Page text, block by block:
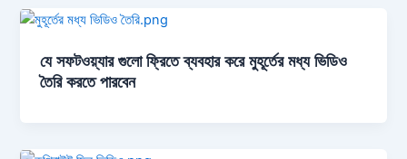
যে সফটওয়্যার গুলো ফ্রিতে ব্যবহার করে মুহূর্তের মধ্য ভিডিও
তৈরি করতে পারবেন